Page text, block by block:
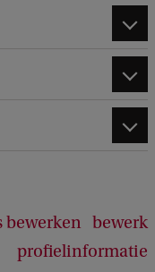
bewerken bewerk
profielinformatie
d
b